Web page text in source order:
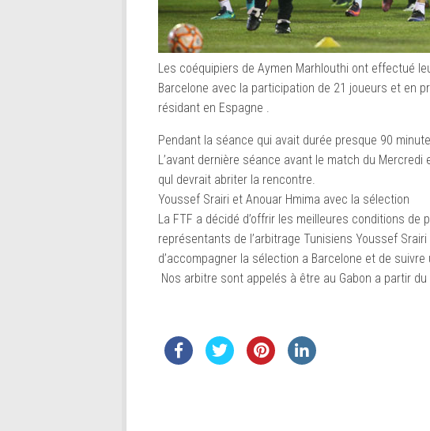
Les coéquipiers de Aymen Marhlouthi ont effectué
Barcelone avec la participation de 21 joueurs et en
résidant en Espagne .
Pendant la séance qui avait durée presque 90
L’avant dernière séance avant le match du
quI devrait abriter la rencontre.
Youssef Srairi et Anouar Hmima avec la sélection
La FTF a décidé d’offrir les meilleures conditions
représentants de l’arbitrage Tunisiens Youssef
d’accompagner la sélection a Barcelone et de
Nos arbitre sont appelés à être au Gabon a partir